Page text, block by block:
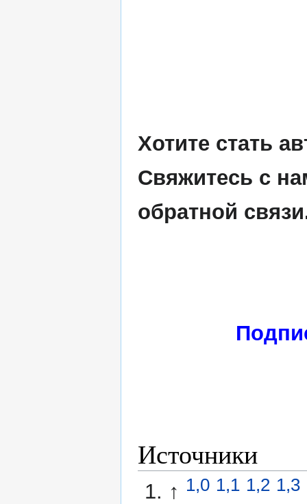
Хотите стать
Свяжитесь с
обратной
Источники
↑ 1,0 1,1 1,2 1,3